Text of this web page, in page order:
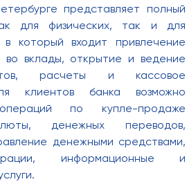
представляет полный
для физических, так и для
который входит привлечение
во вклады, открытие и ведение
расчеты и кассовое
клиентов банка возможно
по купле-продаже
денежных переводов,
денежными средствами,
информационные и